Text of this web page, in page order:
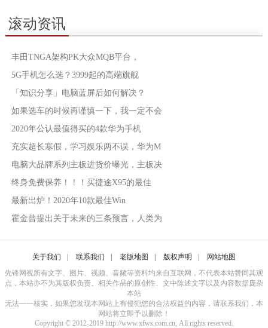
滚动资讯
丰田TNGA架构PK大众MQB平台，
5G手机怎么选？3999起的高端旗舰
「知识分享」电脑蓝屏后如何解决？
如果选车的时候再谨慎一下，我一定不会
2020年公认最值得买的4款华为手机
充实超长寒假，学习娱乐两不误，华为M
电脑大品牌系列主板进货价曝光，主板决
终身免费保养！！！买捷途X95的最佳
最新出炉！2020年10款最佳Win
霍金曾提出关于未来的三条预言，人类为
关于我们 联系我们 老版地图 版权声明
网站地图
先锋网视所有文字、图片、视频、音频等资料均来自互联网，不代表本站赞同其观
点，本站亦不为其版权负责。相关作品的原创性、文中陈述文字以及内容数据庞杂
本站
无法一一核实，如果您发现本网站上有侵犯您的合法权益的内容，请联系我们，本
网站将立即予以删除！
Copyright © 2012-2019 http://www.xfws.com.cn, All rights reserved.